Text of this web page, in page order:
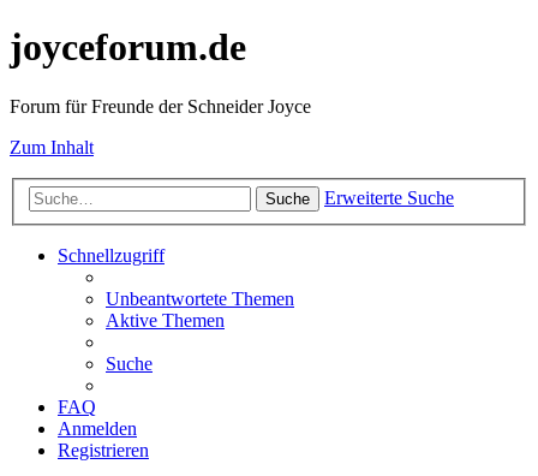
joyceforum.de
Forum für Freunde der Schneider Joyce
Zum Inhalt
Suche Erweiterte Suche
Schnellzugriff
Unbeantwortete Themen
Aktive Themen
Suche
FAQ
Anmelden
Registrieren